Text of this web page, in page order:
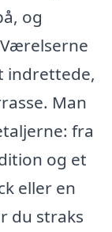
og
indrettede,
Man
fra
og et
eller en
du straks